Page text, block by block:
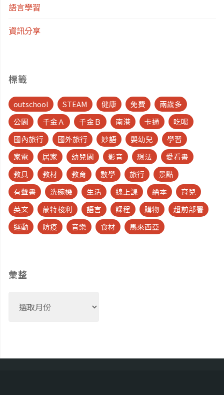
語言學習
資訊分享
標籤
outschool STEAM 健康 免費
兩歲多
公園
千金Ａ 千金Ｂ 南港 卡通
吃喝
國內旅行
國外旅行 妙語 嬰幼兒
學習
家電
居家 幼兒園 影音 想法
愛看書
教具
教材 教育 數學 旅行
景點
有聲書
洗碗機 生活 線上課 繪本
育兒
英文
蒙特梭利 語言 課程 購物
超前部署
運動
防疫 音樂 食材 馬來西亞
彙整